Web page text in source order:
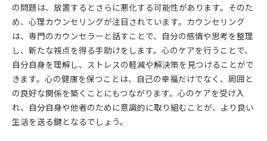
の問題は、放置するとさらに悪化する可能性があります。そのた
め、心理カウンセリングが注目されています。カウンセリング
は、専門のカウンセラーと話すことで、自分の感情や思考を整理
し、新たな視点を得る手助けをします。心のケアを行うことで、
自分自身を理解し、ストレスの軽減や解決策を見つけることがで
きます。心の健康を保つことは、自己の幸福だけでなく、周囲と
の良好な関係を築くことにもつながります。心のケアを受け入
れ、自分自身や他者のために意識的に取り組むことが、より良い
生活を送る鍵となるでしょう。